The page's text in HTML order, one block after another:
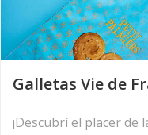
Galletas Vie de
¡Descubrí el placer de